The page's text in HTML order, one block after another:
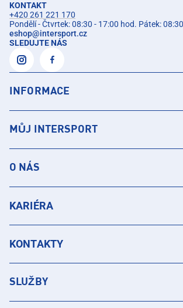
KONTAKT
+420 261 221 170
Pondělí - Čtvrtek: 08:30 - 17:00 hod. Pátek:
eshop@intersport.cz
SLEDUJTE NÁS
INFORMACE
MŮJ INTERSPORT
O NÁS
KARIÉRA
KONTAKTY
SLUŽBY